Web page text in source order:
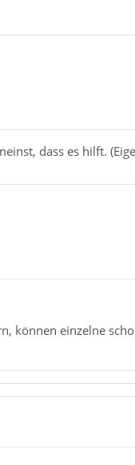
dass es hilft.
können einzelne